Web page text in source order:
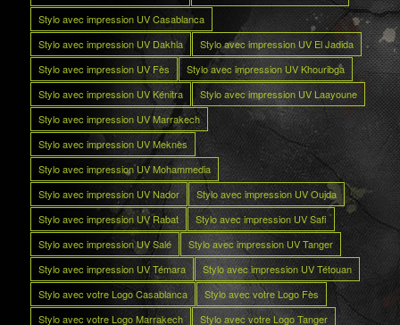
Stylo avec impression UV Casablanca
Stylo avec impression UV Dakhla
Stylo avec impression UV El Jadida
Stylo avec impression UV Fès
Stylo avec impression UV Khouribga
Stylo avec impression UV Kénitra
Stylo avec impression UV Laayoune
Stylo avec impression UV Marrakech
Stylo avec impression UV Meknès
Stylo avec impression UV Mohammedia
Stylo avec impression UV Nador
Stylo avec impression UV Oujda
Stylo avec impression UV Rabat
Stylo avec impression UV Safi
Stylo avec impression UV Salé
Stylo avec impression UV Tanger
Stylo avec impression UV Témara
Stylo avec impression UV Tétouan
Stylo avec votre Logo Casablanca
Stylo avec votre Logo Fès
Stylo avec votre Logo Marrakech
Stylo avec votre Logo Tanger